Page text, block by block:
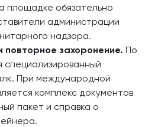
площадке обязательно
администрации
надзора.
повторное захоронение. По
специализированный
При международной
комплекс документов
пакет и справка о